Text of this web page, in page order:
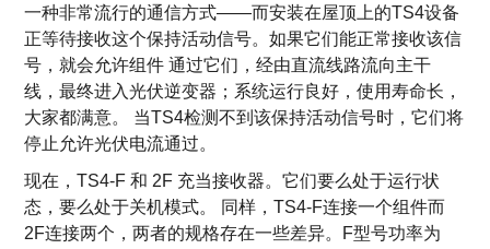
一种非常流行的通信方式——而安装在屋顶上的TS4设备
正等待接收这个保持活动信号。如果它们能正常接收该信
号，就会允许组件 通过它们，经由直流线路流向主干
线，最终进入光伏逆变器；系统运行良好，使用寿命长，
大家都满意。 当TS4检测不到该保持活动信号时，它们将
停止允许光伏电流通过。
现在，TS4-F 和 2F 充当接收器。它们要么处于运行状
态，要么处于关机模式。 同样，TS4-F连接一个组件而
2F连接两个，两者的规格存在一些差异。F型号功率为